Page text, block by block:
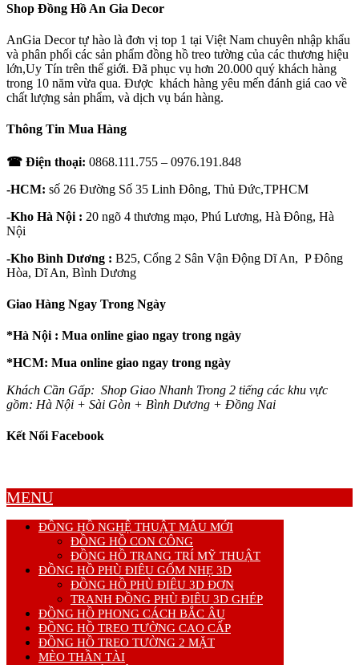
Shop Đồng Hồ An Gia Decor
AnGia Decor tự hào là đơn vị top 1 tại Việt Nam chuyên nhập khẩu
và phân phối các sản phẩm đồng hồ treo tường của các thương hiệu
lớn,Uy Tín trên thế giới. Đã phục vụ hơn 20.000 quý khách hàng
trong 10 năm vừa qua. Được khách hàng yêu mến đánh giá cao về
chất lượng sản phẩm, và dịch vụ bán hàng.
Thông Tin Mua Hàng
☎ Điện thoại: 0868.111.755 – 0976.191.848
-HCM: số 26 Đường Số 35 Linh Đông, Thủ Đức,TPHCM
-Kho Hà Nội : 20 ngõ 4 thương mạo, Phú Lương, Hà Đông, Hà
Nội
-Kho Bình Dương : B25, Cổng 2 Sân Vận Động Dĩ An, P Đông
Hòa, Dĩ An, Bình Dương
Giao Hàng Ngay Trong Ngày
*Hà Nội : Mua online giao ngay trong ngày
*HCM: Mua online giao ngay trong ngày
Khách Cần Gấp: Shop Giao Nhanh Trong 2 tiếng các khu vực
gồm: Hà Nội + Sài Gòn + Bình Dương + Đồng Nai
Kết Nối Facebook
MENU
ĐỒNG HỒ NGHỆ THUẬT MẪU MỚI
ĐỒNG HỒ CON CÔNG
ĐỒNG HỒ TRANG TRÍ MỸ THUẬT
ĐỒNG HỒ PHÙ ĐIÊU GỐM NHẸ 3D
ĐỒNG HỒ PHÙ ĐIÊU 3D ĐƠN
TRANH ĐỒNG PHÙ ĐIÊU 3D GHÉP
ĐỒNG HỒ PHONG CÁCH BẮC ÂU
ĐỒNG HỒ TREO TƯỜNG CAO CẤP
ĐỒNG HỒ TREO TƯỜNG 2 MẶT
MÈO THẦN TÀI